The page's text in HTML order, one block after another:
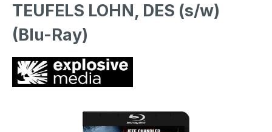
TEUFELS LOHN, DES (s/w)
(Blu-Ray)
Bildergalerie überspringen